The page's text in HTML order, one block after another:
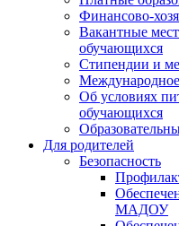
Финансово-
Вакантные
обучающихся
Стипендии и
Международное
Об условиях
обучающихся
Для родителей
Безопасность
МАДОУ